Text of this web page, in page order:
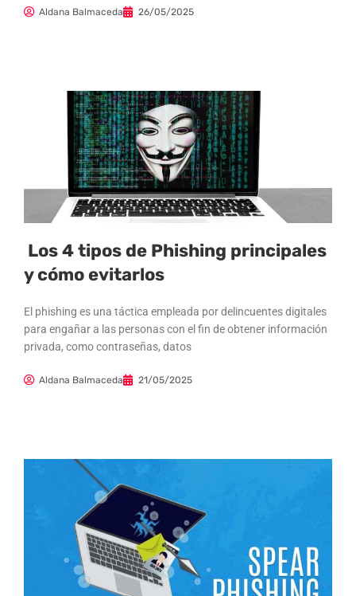
Aldana Balmaceda 26/05/2025
Los 4 tipos de Phishing principales
y cómo evitarlos
El phishing es una táctica empleada por delincuentes digitales
para engañar a las personas con el fin de obtener información
privada, como contraseñas, datos
Aldana Balmaceda 21/05/2025